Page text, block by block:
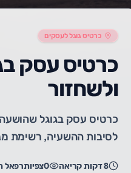
כרטיס גוגל לעסקים
כרטיס עסק
ולשחזור
כרטיס עסק בגוגל
לסיבות ההשעיה, רשימת
8דקות קריאה 0צפיותרפאל